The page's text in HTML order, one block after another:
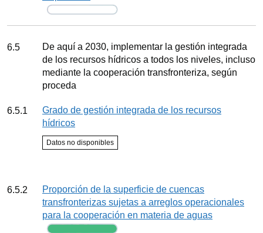
Seguimiento
Meta
6.5
De aquí a 2030, implementar la gestión integrada
de los recursos hídricos a todos los niveles, incluso
mediante la cooperación transfronteriza, según
proceda
Indicador
6.5.1
Grado de gestión integrada de los recursos
hídricos
Estado del indicador
Datos no disponibles
Indicador
6.5.2
Proporción de la superficie de cuencas
transfronterizas sujetas a arreglos operacionales
para la cooperación en materia de aguas
Seguimiento